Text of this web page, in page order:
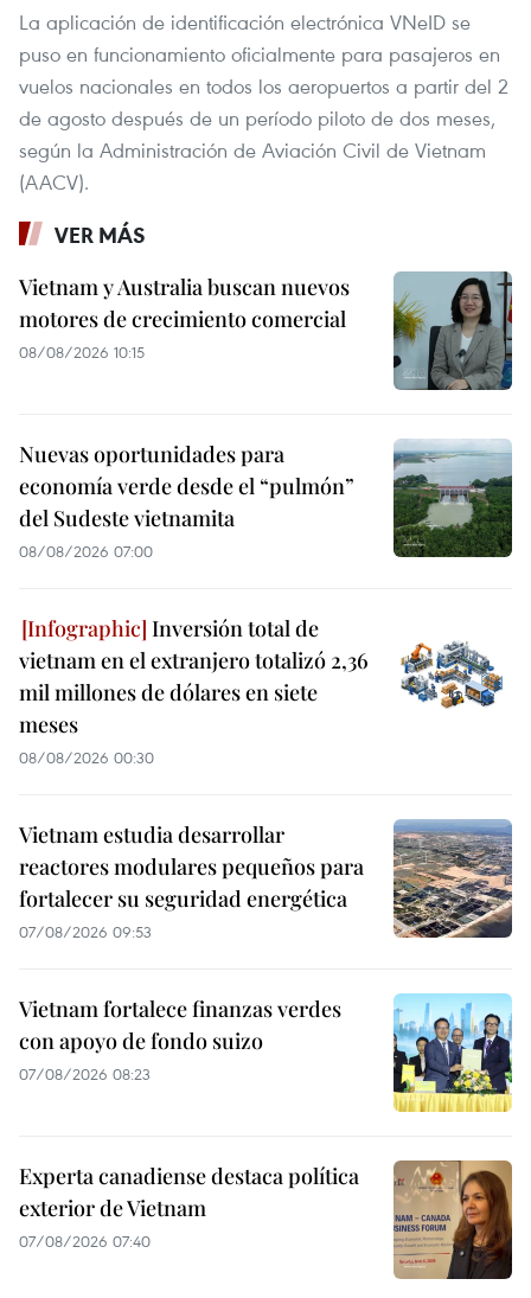
La aplicación de identificación electrónica VNeID se
puso en funcionamiento oficialmente para pasajeros en
vuelos nacionales en todos los aeropuertos a partir del 2
de agosto después de un período piloto de dos meses,
según la Administración de Aviación Civil de Vietnam
(AACV).
VER MÁS
Vietnam y Australia buscan nuevos
motores de crecimiento comercial
08/08/2026 10:15
Nuevas oportunidades para
economía verde desde el “pulmón”
del Sudeste vietnamita
08/08/2026 07:00
Inversión total de
vietnam en el extranjero totalizó 2,36
mil millones de dólares en siete
meses
08/08/2026 00:30
Vietnam estudia desarrollar
reactores modulares pequeños para
fortalecer su seguridad energética
07/08/2026 09:53
Vietnam fortalece finanzas verdes
con apoyo de fondo suizo
07/08/2026 08:23
Experta canadiense destaca política
exterior de Vietnam
07/08/2026 07:40